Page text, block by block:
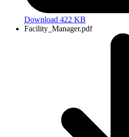
Download 422 KB
Facility_Manager.pdf